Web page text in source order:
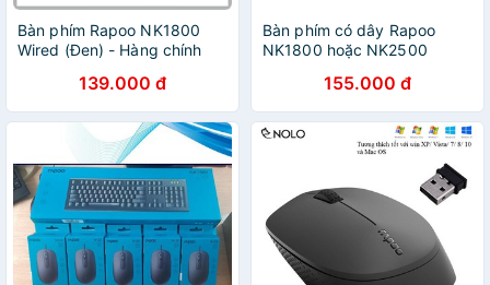
Bàn phím Rapoo NK1800
Wired (Đen) - Hàng chính
139.000 đ
Bàn phím có dây Rapoo
NK1800 hoặc NK2500
155.000 đ